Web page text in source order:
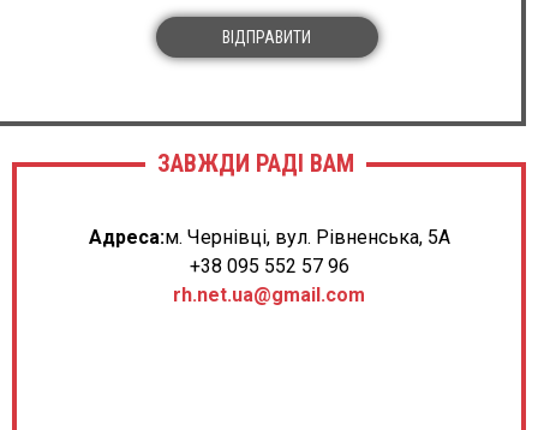
ВІДПРАВИТИ
ЗАВЖДИ РАДІ ВАМ
Адреса:м. Чернівці, вул. Рівненська, 5А
+38 095 552 57 96
rh.net.ua@gmail.com